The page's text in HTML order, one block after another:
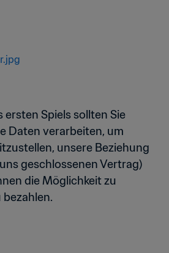
Spiels sollten Sie
Daten verarbeiten, um
unsere Beziehung
geschlossenen Vertrag)
die Möglichkeit zu
bezahlen.